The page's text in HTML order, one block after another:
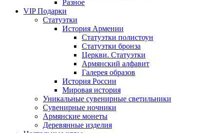
Разное
VIP Подарки
Статуэтки
История Армении
Статуэтки полистоун
Статуэтки бронза
Церкви. Статуэтки
Армянский алфавит
Галерея образов
История России
Мировая история
Уникальные сувенирные светильники
Сувенирные ночники
Армянские монеты
Деревянные изделия